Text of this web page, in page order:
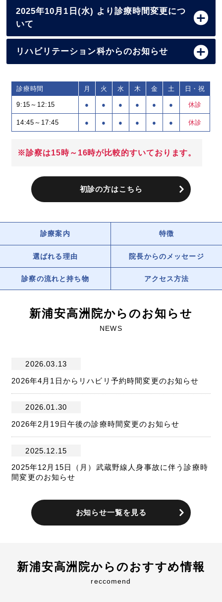
2025年10月1日(水) より診療時間変更につ
いて
リハビリテーション科からのお知らせ
診療時間 月 火 水 木 金 土 日・祝
9:15～12:15 ● ● ● ● ● ● 休診
14:45～17:45 ● ● ● ● ● ● 休診
※診察は15時～16時が比較的すいております。
初診の方はこちら
診療案内 特徴
選ばれる理由 院長からのメッセージ
診察の流れと持ち物 アクセス方法
新浦安高洲院からのお知らせ
NEWS
2026.03.13
2026年4月1日からリハビリ予約時間変更のお知らせ
2026.01.30
2026年2月19日午後の診療時間変更のお知らせ
2025.12.15
2025年12月15日（月）武蔵野線人身事故に伴う診療時
間変更のお知らせ
お知らせ一覧を見る
新浦安高洲院からのおすすめ情報
reccomend